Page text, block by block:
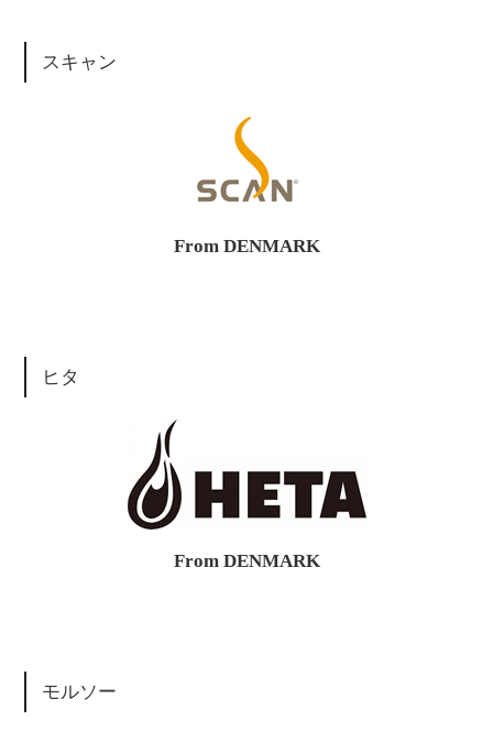
スキャン
From DENMARK
ヒタ
From DENMARK
モルソー